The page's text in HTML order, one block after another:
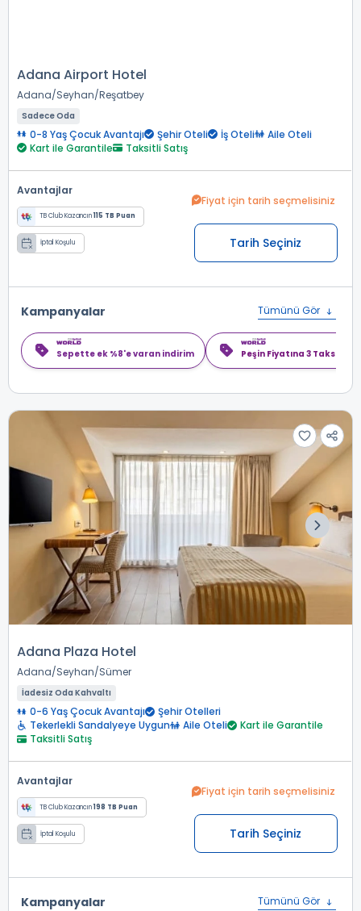
Adana Airport Hotel
Adana Seyhan Reşatbey
Sadece Oda
0-8 Yaş Çocuk Avantajı Şehir Oteli İş Oteli
Aile Oteli
Kart ile Garantile
Taksitli Satış
Avantajlar
TB Club Kazancın115 TB Puan
İptal Koşulu
Fiyat için tarih seçmelisiniz
Tarih Seçiniz
Kampanyalar Tümünü Gör
Sepette ek %8'e varan indirim Peşin Fiyatına 3 Taksit
Adana Plaza Hotel
Adana Seyhan Sümer
İadesiz Oda Kahvaltı
0-6 Yaş Çocuk Avantajı
Şehir Otelleri
Tekerlekli Sandalyeye Uygun
Aile Oteli
Kart ile Garantile
Taksitli Satış
Avantajlar
TB Club Kazancın198 TB Puan
İptal Koşulu
Fiyat için tarih seçmelisiniz
Tarih Seçiniz
Kampanyalar Tümünü Gör